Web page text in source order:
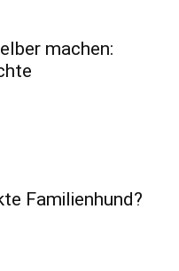
machen:
Familienhund?